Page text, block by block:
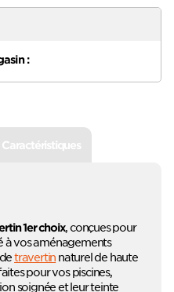
:
Caractéristiques
1er choix, conçues pour
à vos aménagements
travertin naturel de haute
pour vos piscines,
soignée et leur teinte